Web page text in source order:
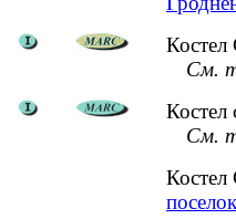
См.
Костел
См.
Костел